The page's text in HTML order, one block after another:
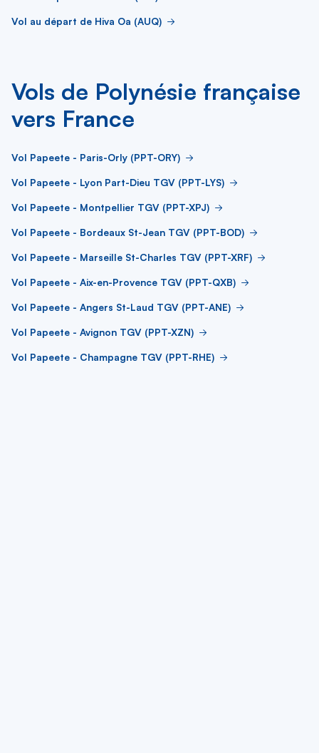
Vol au départ de Hiva Oa (AUQ)
Vols de Polynésie française
vers France
Vol Papeete - Paris-Orly (PPT-ORY)
Vol Papeete - Lyon Part-Dieu TGV (PPT-LYS)
Vol Papeete - Montpellier TGV (PPT-XPJ)
Vol Papeete - Bordeaux St-Jean TGV (PPT-BOD)
Vol Papeete - Marseille St-Charles TGV (PPT-XRF)
Vol Papeete - Aix-en-Provence TGV (PPT-QXB)
Vol Papeete - Angers St-Laud TGV (PPT-ANE)
Vol Papeete - Avignon TGV (PPT-XZN)
Vol Papeete - Champagne TGV (PPT-RHE)